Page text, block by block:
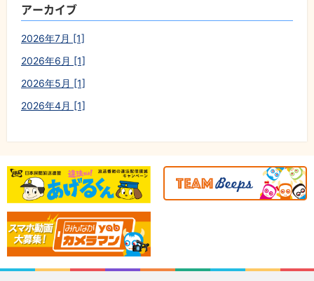
アーカイブ
2026年7月 [1]
2026年6月 [1]
2026年5月 [1]
2026年4月 [1]